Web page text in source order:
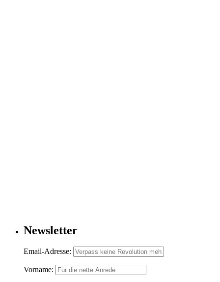
Newsletter
Email-Adresse:
Vorname: